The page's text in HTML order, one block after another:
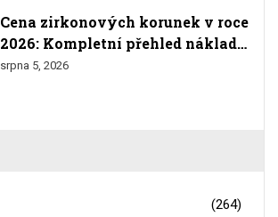
Cena zirkonových korunek v roce
2026: Kompletní přehled nákladů
a srovnání
srpna 5, 2026
(264)